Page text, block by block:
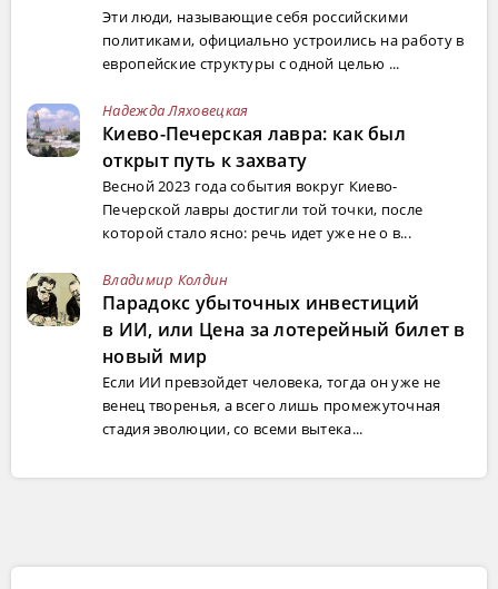
Эти люди, называющие себя российскими
политиками, официально устроились на работу в
европейские структуры с одной целью ...
Надежда Ляховецкая
Киево-Печерская лавра: как был
открыт путь к захвату
Весной 2023 года события вокруг Киево-
Печерской лавры достигли той точки, после
которой стало ясно: речь идет уже не о в...
Владимир Колдин
Парадокс убыточных инвестиций
в ИИ, или Цена за лотерейный билет в
новый мир
Если ИИ превзойдет человека, тогда он уже не
венец творенья, а всего лишь промежуточная
стадия эволюции, со всеми вытека...